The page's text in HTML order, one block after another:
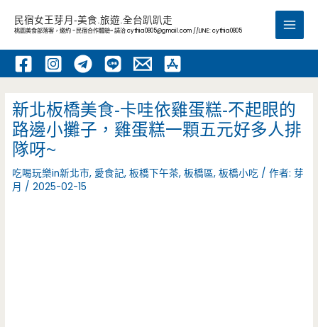
內
民宿女王芽月-美食.旅遊.全台趴趴走
桃園美食部落客，邀約 -民宿合作體驗~ 請洽cythia0805@gmail.com //LINE: cythia0805
Main
新北板橋美食-卡哇依雞蛋糕-不起眼的
路邊小攤子，雞蛋糕一顆五元好多人排
隊呀~
吃喝玩樂in新北市, 愛食記,板橋下午茶,板橋區,板橋小吃 / 作者:芽
月 /2025-02-15